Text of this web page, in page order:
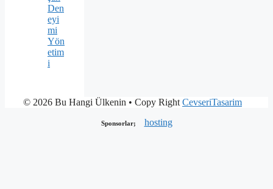
Den
eyi
mi
Yön
etim
i
© 2026 Bu Hangi Ülkenin • Copy Right CevseriTasarim
Sponsorlar; hosting